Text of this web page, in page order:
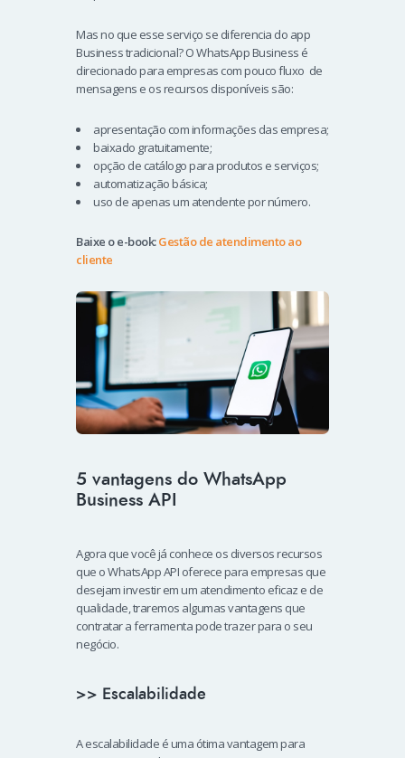
Mas no que esse serviço se diferencia do app
Business tradicional? O WhatsApp Business é
direcionado para empresas com pouco fluxo de
mensagens e os recursos disponíveis são:
apresentação com informações das empresa;
baixado gratuitamente;
opção de catálogo para produtos e serviços;
automatização básica;
uso de apenas um atendente por número.
Baixe o e-book:Gestão de atendimento ao
cliente
5 vantagens do WhatsApp
Business API
Agora que você já conhece os diversos recursos
que o WhatsApp API oferece para empresas que
desejam investir em um atendimento eficaz e de
qualidade, traremos algumas vantagens que
contratar a ferramenta pode trazer para o seu
negócio.
>> Escalabilidade
A escalabilidade é uma ótima vantagem para